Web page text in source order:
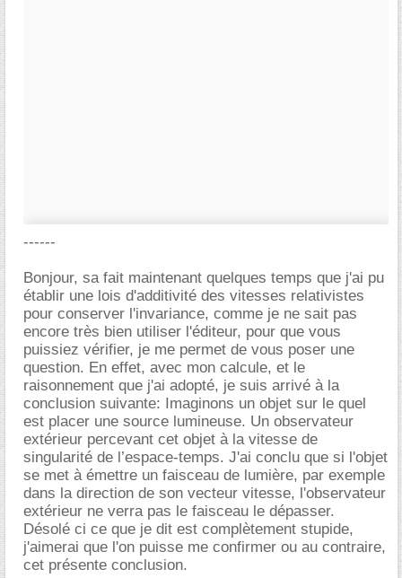
------
Bonjour, sa fait maintenant quelques temps que j'ai pu
établir une lois d'additivité des vitesses relativistes
pour conserver l'invariance, comme je ne sait pas
encore très bien utiliser l'éditeur, pour que vous
puissiez vérifier, je me permet de vous poser une
question. En effet, avec mon calcule, et le
raisonnement que j'ai adopté, je suis arrivé à la
conclusion suivante: Imaginons un objet sur le quel
est placer une source lumineuse. Un observateur
extérieur percevant cet objet à la vitesse de
singularité de l’espace-temps. J'ai conclu que si l'objet
se met à émettre un faisceau de lumière, par exemple
dans la direction de son vecteur vitesse, l'observateur
extérieur ne verra pas le faisceau le dépasser.
Désolé ci ce que je dit est complètement stupide,
j'aimerai que l'on puisse me confirmer ou au contraire,
cet présente conclusion.